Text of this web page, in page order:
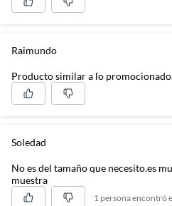
Raimundo
Producto similar a lo
Soledad
No es del tamaño que necesito.es
muestra
1 persona encontró